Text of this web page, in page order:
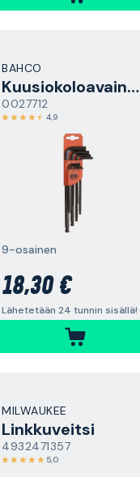
BAHCO
Kuusiokoloavainsarja
0027712
4,9
9-osainen
18,30 €
Lähetetään 24 tunnin sisällä!
MILWAUKEE
Linkkuveitsi
4932471357
5,0